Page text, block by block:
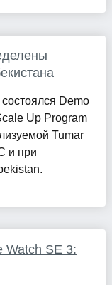
Demo
Up Program
Tumar
и при
Watch SE 3: